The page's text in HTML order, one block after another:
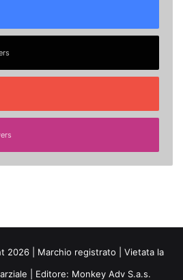
2026 | Marchio registrato | Vietata la
| Editore: Monkey Adv S.a.s.